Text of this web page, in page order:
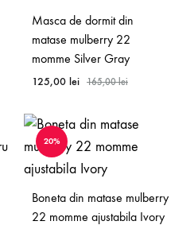
Masca de dormit din
matase mulberry 22
momme Silver Gray
125,00 lei 165,00lei
20%
Boneta din matase mulberry
22 momme ajustabila Ivory